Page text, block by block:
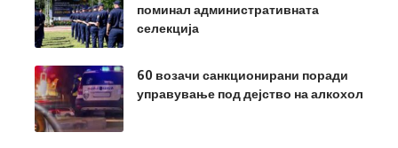
поминал административната
селекција
60 возачи санкционирани поради
управување под дејство на алкохол